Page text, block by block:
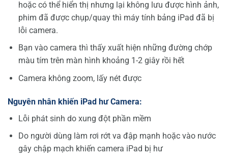
hoặc có thể hiển thị nhưng lại không lưu được hình ảnh,
phim đã được chụp/quay thì máy tính bảng iPad đã bị
lỗi camera.
Bạn vào camera thì thấy xuất hiện những đường chớp
màu tím trên màn hình khoảng 1-2 giây rồi hết
Camera không zoom, lấy nét được
Nguyên nhân khiến iPad hưCamera:
Lỗi phát sinh do xung đột phần mềm
Do người dùng làm rơi rớt va đập mạnh hoặc vào nước
gây chập mạch khiến camera iPad bị hư